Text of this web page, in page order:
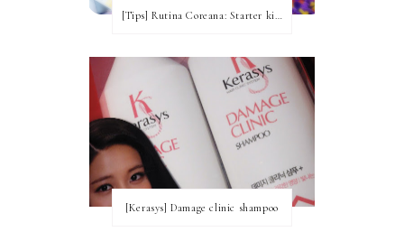
[Tips] Rutina Coreana: Starter kit para comenzar ~ Productos recomendados
[Kerasys] Damage clinic shampoo